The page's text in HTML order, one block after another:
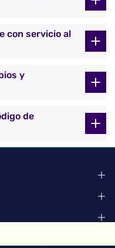
con servicio al
y
de